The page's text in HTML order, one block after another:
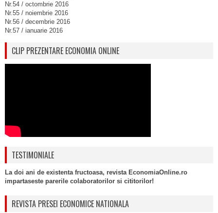
Nr.54 / octombrie 2016
Nr.55 / noiembrie 2016
Nr.56 / decembrie 2016
Nr.57 / ianuarie 2016
CLIP PREZENTARE ECONOMIA ONLINE
TESTIMONIALE
La doi ani de existenta fructoasa, revista EconomiaOnline.ro
impartaseste parerile colaboratorilor si cititorilor!
REVISTA PRESEI ECONOMICE NATIONALA